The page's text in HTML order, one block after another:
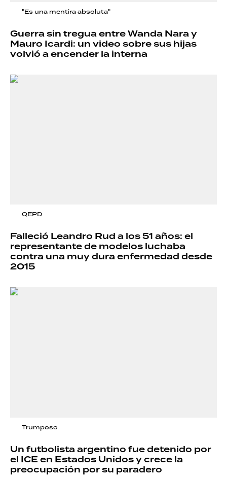
"Es una mentira absoluta"
Guerra sin tregua entre Wanda Nara y
Mauro Icardi: un video sobre sus hijas
volvió a encender la interna
QEPD
Falleció Leandro Rud a los 51 años: el
representante de modelos luchaba
contra una muy dura enfermedad desde
2015
Trumposo
Un futbolista argentino fue detenido por
el ICE en Estados Unidos y crece la
preocupación por su paradero